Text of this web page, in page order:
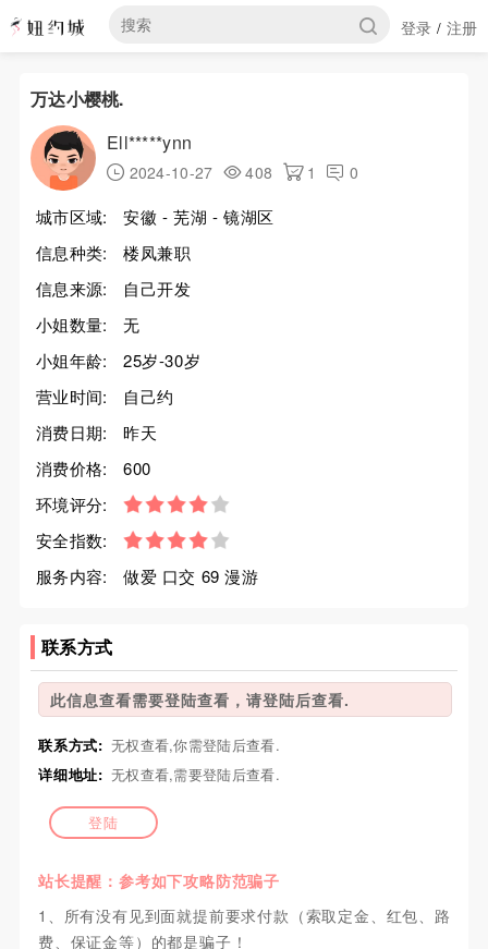
登录 / 注册
万达小樱桃.
Ell*****ynn
2024-10-27 408 1 0
城市区域:
安徽 - 芜湖 - 镜湖区
信息种类:
楼凤兼职
信息来源:
自己开发
小姐数量:
无
小姐年龄:
25岁-30岁
营业时间:
自己约
消费日期:
昨天
消费价格:
600
环境评分:
安全指数:
服务内容:
做爱 口交 69 漫游
联系方式
此信息查看需要登陆查看，请登陆后查看.
联系方式: 无权查看,你需登陆后查看.
详细地址: 无权查看,需要登陆后查看.
登陆
站长提醒：参考如下攻略防范骗子
1、所有没有见到面就提前要求付款（索取定金、红包、路
费、保证金等）的都是骗子！